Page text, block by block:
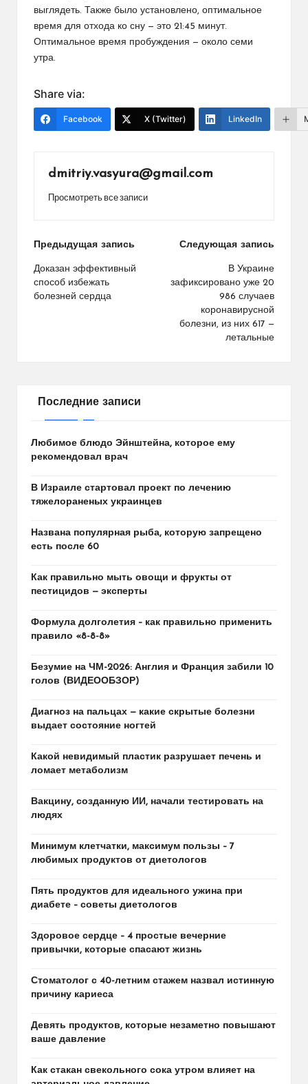
выглядеть. Также было установлено, оптимальное
время для отхода ко сну — это 21:45 минут.
Оптимальное время пробуждения — около семи
утра.
Share via:
Facebook X (Twitter) LinkedIn
dmitriy.vasyura@gmail.com
Просмотреть все записи
Навигация
по
записям
Предыдущая запись
Доказан эффективный
способ избежать
болезней сердца
Следующая запись
В Украине
зафиксировано уже 20
986 случаев
коронавирусной
болезни, из них 617 —
летальные
Последние записи
Любимое блюдо Эйнштейна, которое ему
рекомендовал врач
В Израиле стартовал проект по лечению
тяжелораненых украинцев
Названа популярная рыба, которую запрещено
есть после 60
Как правильно мыть овощи и фрукты от
пестицидов — эксперты
Формула долголетия – как правильно применить
правило «8-8-8»
Безумие на ЧМ-2026: Англия и Франция забили 10
голов (ВИДЕООБЗОР)
Диагноз на пальцах — какие скрытые болезни
выдает состояние ногтей
Какой невидимый пластик разрушает печень и
ломает метаболизм
Вакцину, созданную ИИ, начали тестировать на
людях
Минимум клетчатки, максимум пользы – 7
любимых продуктов от диетологов
Пять продуктов для идеального ужина при
диабете – советы диетологов
Здоровое сердце – 4 простые вечерние
привычки, которые спасают жизнь
Стоматолог с 40-летним стажем назвал истинную
причину кариеса
Девять продуктов, которые незаметно повышают
ваше давление
Как стакан свекольного сока утром влияет на